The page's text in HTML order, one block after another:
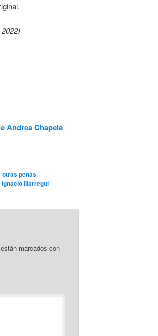
Andrea Chapela
otras penas,
Ignacio Illarregui
marcados con